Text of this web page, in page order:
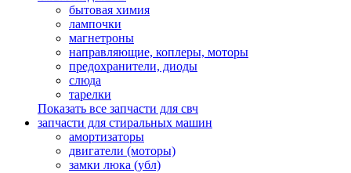
бытовая химия
лампочки
магнетроны
направляющие, коплеры, моторы
предохранители, диоды
слюда
тарелки
Показать все запчасти для свч
запчасти для стиральных машин
амортизаторы
двигатели (моторы)
замки люка (убл)